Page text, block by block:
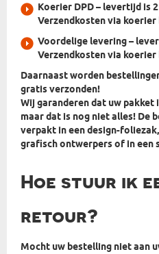
Koerier DPD– levertijd is
Verzendkosten via koerier
Voordelige levering–
Verzendkosten via koerier
Daarnaast worden
gratis verzonden!
Wij garanderen dat uw
maar dat is nog niet alles! De
verpakt ineen design-
grafisch ontwerpersof in een
Hoe stuur ik
retour?
Mocht uw bestelling niet aan